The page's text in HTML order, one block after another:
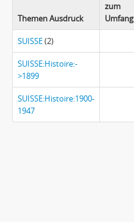
Themen Ausdruck
zum
Umfang
SUISSE(2)
SUISSE:Histoire:-
>1899
SUISSE:Histoire:1900-
1947